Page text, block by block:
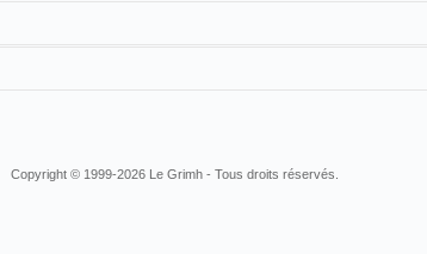
mayo y octubre de 1902. Más tarde, en agosto de 1906, abre un
Copyright © 1999-2026 Le Grimh - Tous droits réservés.